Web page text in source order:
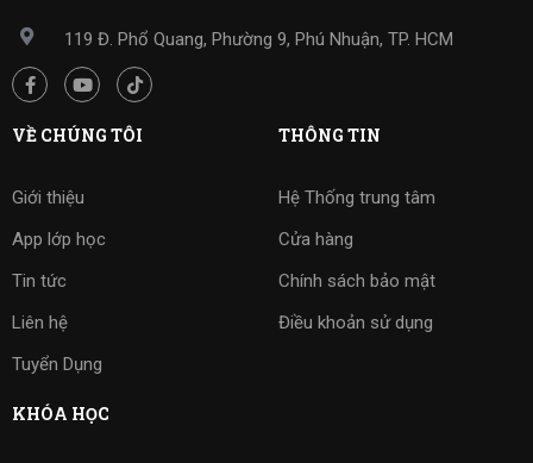
119 Đ. Phổ Quang, Phường 9, Phú Nhuận, TP. HCM
VỀ CHÚNG TÔI
Giới thiệu
App lớp học
Tin tức
Liên hệ
Tuyển Dụng
THÔNG TIN
Hệ Thống trung tâm
Cửa hàng
Chính sách bảo mật
Điều khoản sử dụng
KHÓA HỌC